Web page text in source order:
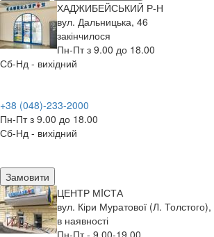
ХАДЖИБЕЙСЬКИЙ Р-Н
вул. Дальницька, 46
закінчилося
Пн-Пт з 9.00 до 18.00
Сб-Нд - вихідний
+38 (048)-233-2000
Пн-Пт з 9.00 до 18.00
Сб-Нд - вихідний
Замовити
ЦЕНТР МIСТА
вул. Кіри Муратової (Л. Толстого),
в наявності